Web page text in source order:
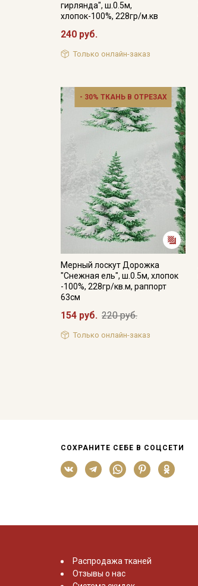
гирлянда", ш.0.5м,
хлопок-100%, 228гр/м.кв
240 руб.
Только онлайн-заказ
- 30% ТКАНЬ В ОТРЕЗАХ
Мерный лоскут Дорожка
"Снежная ель", ш.0.5м, хлопок
-100%, 228гр/кв.м, раппорт
63см
154 руб. 220 руб.
Только онлайн-заказ
СОХРАНИТЕ СЕБЕ В СОЦСЕТИ
Распродажа тканей
Отзывы о нас